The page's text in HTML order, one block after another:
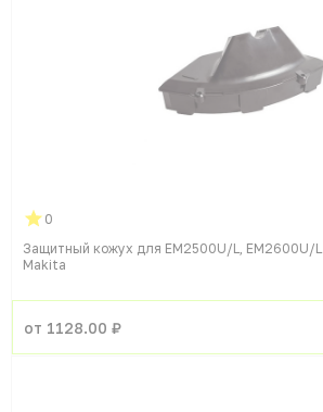
0
Защитный кожух для EM2500U/L, EM2600U/L
Makita
от 1128.00 ₽